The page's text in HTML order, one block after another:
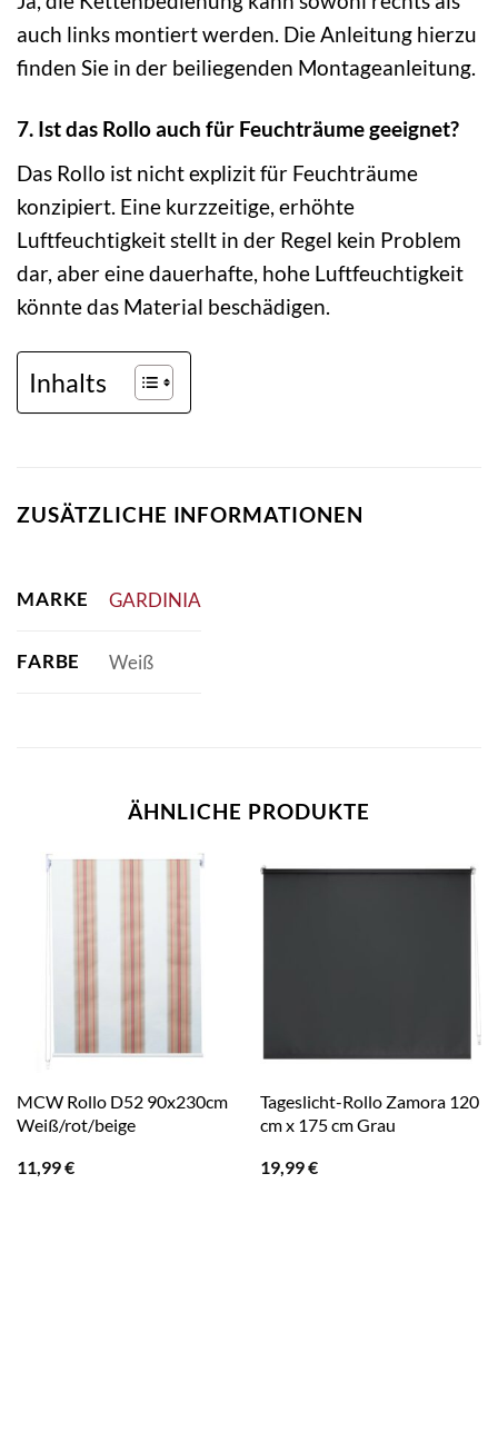
auch links montiert werden. Die Anleitung hierzu
finden Sie in der beiliegenden Montageanleitung.
7. Ist das Rollo auch für Feuchträume geeignet?
Das Rollo ist nicht explizit für Feuchträume
konzipiert. Eine kurzzeitige, erhöhte
Luftfeuchtigkeit stellt in der Regel kein Problem
dar, aber eine dauerhafte, hohe Luftfeuchtigkeit
könnte das Material beschädigen.
Inhalts
ZUSÄTZLICHE INFORMATIONEN
MARKE GARDINIA
FARBE Weiß
ÄHNLICHE PRODUKTE
MCW Rollo D52 90x230cm
Weiß/rot/beige
11,99€
Tageslicht-Rollo Zamora 120
cm x 175 cm Grau
19,99€